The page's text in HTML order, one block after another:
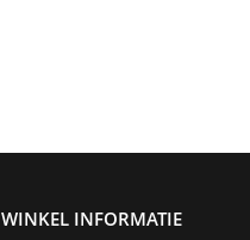
WINKEL INFORMATIE